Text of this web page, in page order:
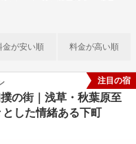
金が安い順 料金が高い順
の街｜浅草・秋葉原至
した情緒ある下町
注目の宿